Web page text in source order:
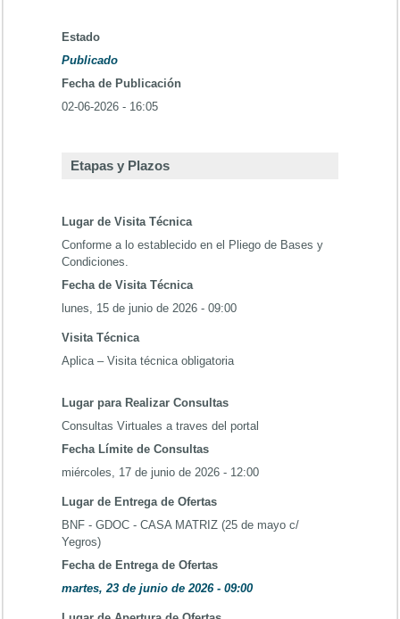
Estado
Publicado
Fecha de Publicación
02-06-2026 - 16:05
Etapas y Plazos
Lugar de Visita Técnica
Conforme a lo establecido en el Pliego de Bases y
Condiciones.
Fecha de Visita Técnica
lunes, 15 de junio de 2026 - 09:00
Visita Técnica
Aplica – Visita técnica obligatoria
Lugar para Realizar Consultas
Consultas Virtuales a traves del portal
Fecha Límite de Consultas
miércoles, 17 de junio de 2026 - 12:00
Lugar de Entrega de Ofertas
BNF - GDOC - CASA MATRIZ (25 de mayo c/
Yegros)
Fecha de Entrega de Ofertas
martes, 23 de junio de 2026 - 09:00